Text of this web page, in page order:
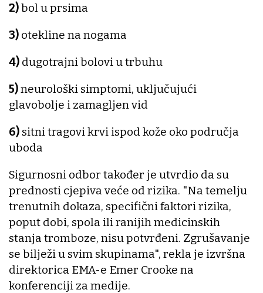
2)bol u prsima
3) otekline na nogama
4) dugotrajni bolovi u trbuhu
5)neurološki simptomi, uključujući
glavobolje i zamagljen vid
6) sitni tragovi krvi ispod kože oko područja
uboda
Sigurnosni odbor također je utvrdio da su
prednosti cjepiva veće od rizika. "Na temelju
trenutnih dokaza, specifični faktori rizika,
poput dobi, spola ili ranijih medicinskih
stanja tromboze, nisu potvrđeni. Zgrušavanje
se bilježi u svim skupinama", rekla je izvršna
direktorica EMA-e Emer Crooke na
konferenciji za medije.